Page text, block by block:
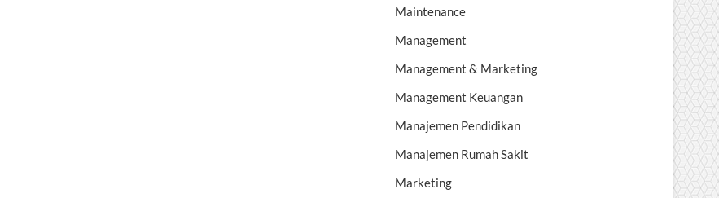
Maintenance
Management
Management & Marketing
Management Keuangan
Manajemen Pendidikan
Manajemen Rumah Sakit
Marketing